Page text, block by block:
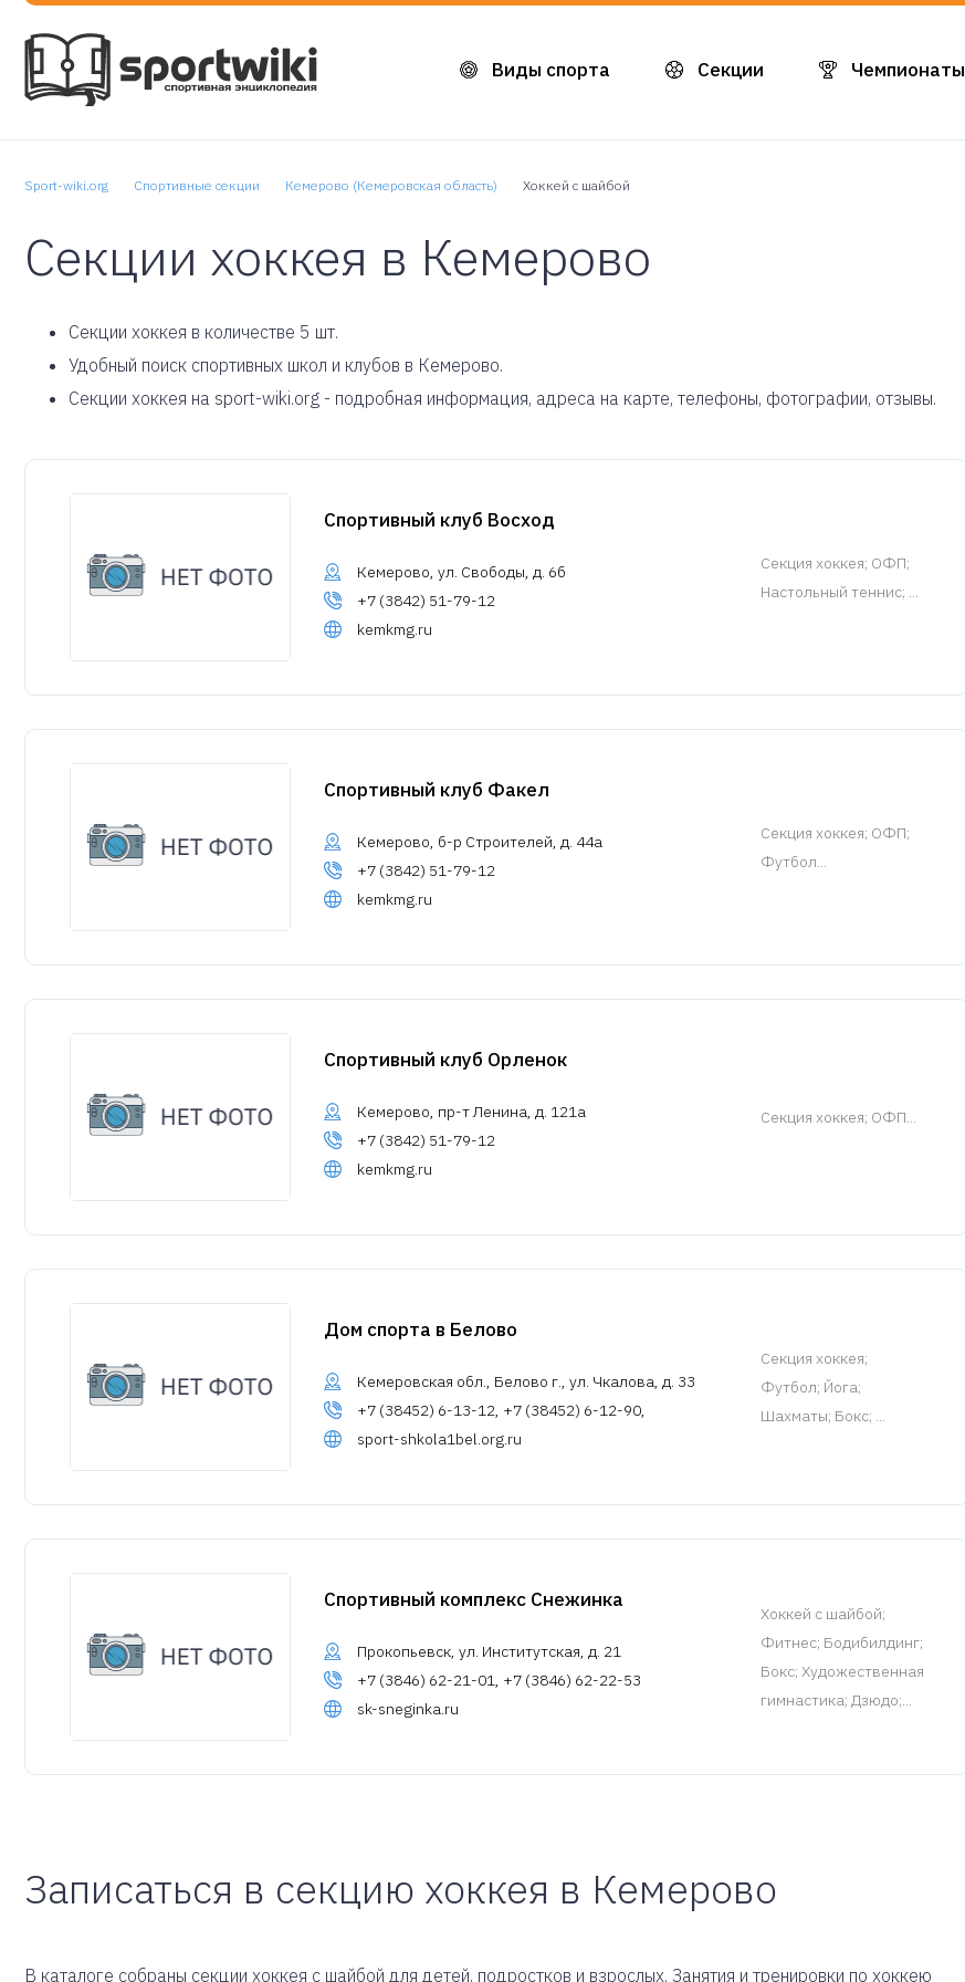
Виды спорта Секции Чемпионаты
Sport-wiki.org Спортивные секции Кемерово (Кемеровская область) Хоккей с шайбой
Секции хоккея в Кемерово
Cекции хоккея в количестве 5 шт.
Удобный поиск спортивных школ и клубов в Кемерово.
Секции хоккея на sport-wiki.org - подробная информация, адреса на карте, телефоны, фотографии, отзывы.
Спортивный клуб Восход
Кемерово, ул. Свободы, д. 6б
+7 (3842) 51-79-12
kemkmg.ru
Cекция хоккея; ОФП;
Настольный теннис; ...
Спортивный клуб Факел
Кемерово, б-р Строителей, д. 44а
+7 (3842) 51-79-12
kemkmg.ru
Cекция хоккея; ОФП;
Футбол...
Спортивный клуб Орленок
Кемерово, пр-т Ленина, д. 121а
+7 (3842) 51-79-12
kemkmg.ru
Cекция хоккея; ОФП...
Дом спорта в Белово
Кемеровская обл., Белово г., ул. Чкалова, д. 33
+7 (38452) 6-13-12, +7 (38452) 6-12-90,
sport-shkola1bel.org.ru
Cекция хоккея;
Футбол; Йога;
Шахматы; Бокс; ...
Спортивный комплекс Снежинка
Прокопьевск, ул. Институтская, д. 21
+7 (3846) 62-21-01, +7 (3846) 62-22-53
sk-sneginka.ru
Хоккей с шайбой;
Фитнес; Бодибилдинг;
Бокс; Художественная
гимнастика; Дзюдо;...
Записаться в секцию хоккея в Кемерово
В каталоге собраны секции хоккея с шайбой для детей, подростков и взрослых. Занятия и тренировки по хоккею